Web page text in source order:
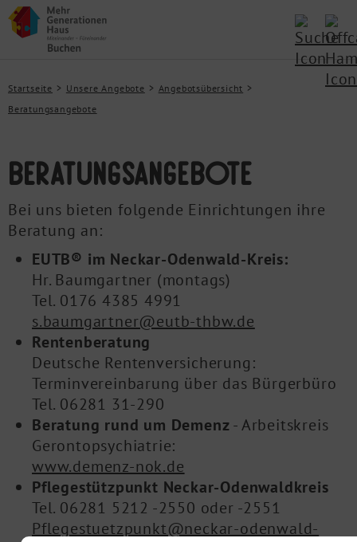
Startseite Unsere Angebote
Angebotsübersicht
Beratungsangebote
Beratungsangebote
Bei uns bieten folgende Einrichtungen ihre
Beratung an:
EUTB® im Neckar-Odenwald-Kreis:
Hr. Baumgartner (montags)
Tel. 0176 4385 4991
s.baumgartner@eutb-thbw.de
Rentenberatung
Deutsche Rentenversicherung:
Terminvereinbarung über das Bürgerbüro
Tel. 06281 31-290
Beratung rund um Demenz- Arbeitskreis
Gerontopsychiatrie:
www.demenz-nok.de
Pflegestützpunkt Neckar-Odenwaldkreis
Tel. 06281 5212 -2550 oder -2551
Pflegestuetzpunkt@neckar-odenwald-